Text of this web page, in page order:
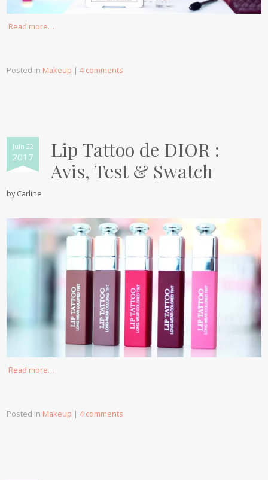
Read more…
Posted in Makeup |4 comments
Juin 22
2017
Lip Tattoo de DIOR :
Avis, Test & Swatch
byCarline
Read more…
Posted in Makeup |4 comments